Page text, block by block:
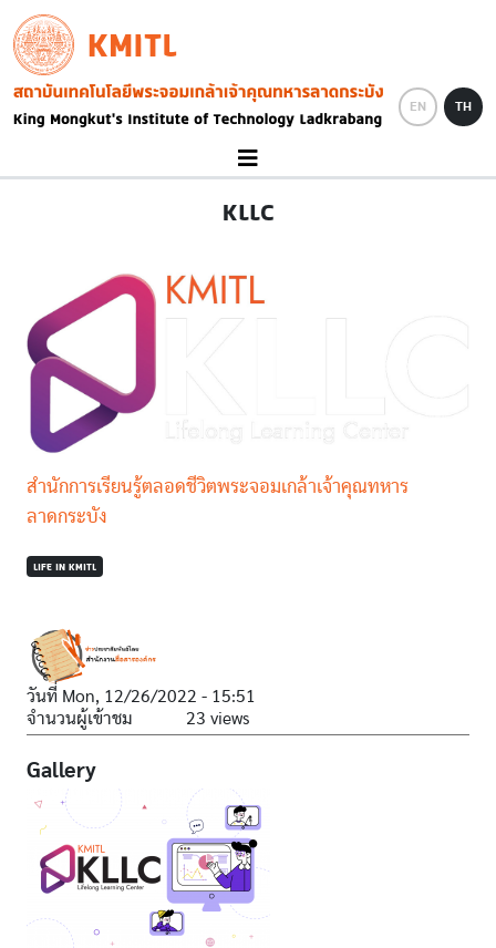
Skip to main content
KMITL
Image
EN TH
KLLC
สำนักการเรียนรู้ตลอดชีวิตพระจอมเกล้าเจ้าคุณทหาร
ลาดกระบัง
LIFE IN KMITL
วันที่ Mon, 12/26/2022 - 15:51
จำนวนผู้เข้าชม
23 views
Gallery